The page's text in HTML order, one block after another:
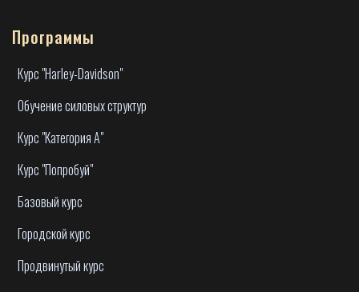
Программы
Курс "Harley-Davidson"
Обучение силовых структур
Курс "Категория А"
Курс "Попробуй"
Базовый курс
Городской курс
Продвинутый курс